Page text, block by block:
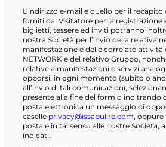
L’indirizzo e-mail e quello per il
forniti dal Visitatore per la registrazione
biglietti, tessere ed inviti potranno
nostra Società per l’invio della relativa
manifestazione e delle correlate attività
NETWORK e del relativo Gruppo,
relative a manifestazioni e servizi
opporsi, in ogni momento (subito o
all’invio di tali comunicazioni,
presente alla fine del form o inoltrando
posta elettronica un messaggio di
caselle privacy@issapulire.com, oppure
postale in tal senso alle nostre Società,
indicati.